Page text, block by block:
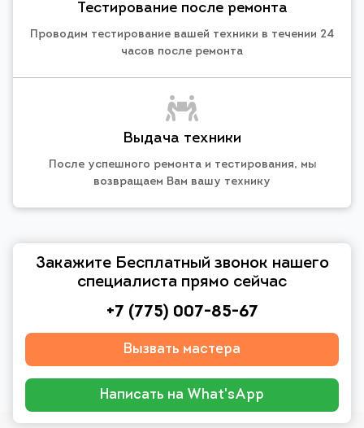
Тестирование после ремонта
Проводим тестирование вашей техники в течении 24
часов после ремонта
Выдача техники
После успешного ремонта и тестирования, мы
возвращаем Вам вашу технику
Закажите Бесплатный звонок нашего
специалиста прямо сейчас
+7 (775) 007-85-67
Вызвать мастера
Написать на What'sApp